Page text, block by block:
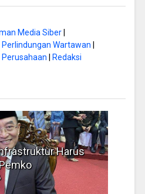
Media Siber|
Perlindungan Wartawan
Perusahaan
Redaksi
Harus